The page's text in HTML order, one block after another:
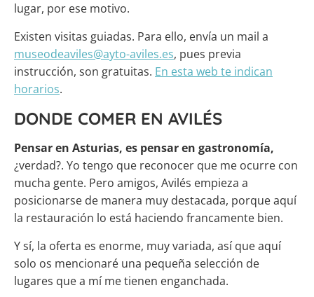
lugar, por ese motivo.
Existen visitas guiadas. Para ello, envía un mail a
museodeaviles@ayto-aviles.es, pues previa
instrucción, son gratuitas. En esta web te indican
horarios.
DONDE COMER EN AVILÉS
Pensar en Asturias, es pensar en gastronomía,
¿verdad?. Yo tengo que reconocer que me ocurre con
mucha gente. Pero amigos, Avilés empieza a
posicionarse de manera muy destacada, porque aquí
la restauración lo está haciendo francamente bien.
Y sí, la oferta es enorme, muy variada, así que aquí
solo os mencionaré una pequeña selección de
lugares que a mí me tienen enganchada.